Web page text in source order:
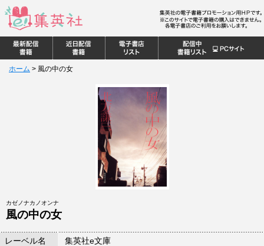
ホーム > 風の中の女
カゼノナカノオンナ
風の中の女
レーベル名
集英社e文庫